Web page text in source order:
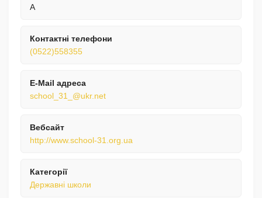
А
Контактні телефони
(0522)558355
E-Mail адреса
school_31_@ukr.net
Вебсайт
http://www.school-31.org.ua
Категорії
Державні школи